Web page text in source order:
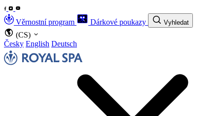
Věrnostní program Dárkové poukazy Vyhledat
(CS)
Česky English Deutsch